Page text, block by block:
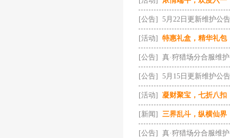
[公告] 5月22日更新维护公告
[活动] 特惠礼盒，精华礼包
[公告] 真·狩猎场分合服维
[公告] 5月15日更新维护公告
[活动] 凝财聚宝，七折八扣
[新闻] 三界乱斗，纵横仙界
[公告] 真·狩猎场分合服维